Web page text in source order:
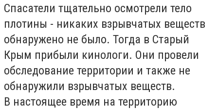
Спасатели тщательно осмотрели тело
плотины - никаких взрывчатых веществ
обнаружено не было. Тогда в Старый
Крым прибыли кинологи. Они провели
обследование территории и также не
обнаружили взрывчатых веществ.
В настоящее время на территорию